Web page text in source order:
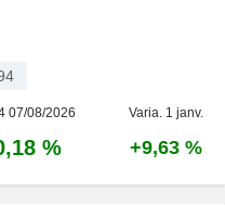
07/08/2026 Varia. 1 janv.
% +9,63 %